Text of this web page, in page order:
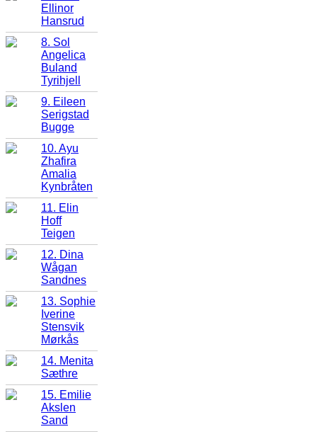
Ellinor
Hansrud
8. Sol
Angelica
Buland
Tyrihjell
9. Eileen
Serigstad
Bugge
10. Ayu
Zhafira
Amalia
Kynbråten
11. Elin
Hoff
Teigen
12. Dina
Wågan
Sandnes
13. Sophie
Iverine
Stensvik
Mørkås
14. Menita
Sæthre
15. Emilie
Akslen
Sand